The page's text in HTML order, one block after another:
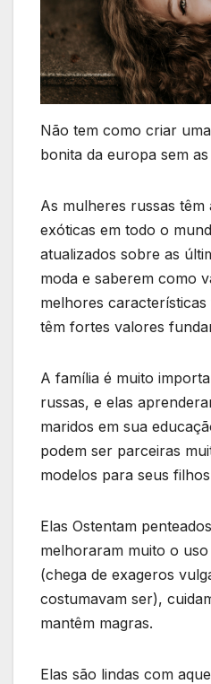
Não tem como criar
bonita da europa sem
As mulheres russas
exóticas em todo o
atualizados sobre as
moda e saberem como
melhores
têm fortes valores
A família é muito
russas, e elas
maridos em sua
podem ser parceiras
modelos para seus
Elas Ostentam
melhoraram muito o uso
(chega de exageros
costumavam ser),
mantêm magras.
Elas são lindas com